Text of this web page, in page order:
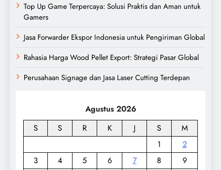
Top Up Game Terpercaya: Solusi Praktis dan Aman untuk
Gamers
Jasa Forwarder Ekspor Indonesia untuk Pengiriman Global
Rahasia Harga Wood Pellet Export: Strategi Pasar Global
Perusahaan Signage dan Jasa Laser Cutting Terdepan
Agustus 2026
S
S R K J S
M
1
2
3
4 5 6 7 8
9